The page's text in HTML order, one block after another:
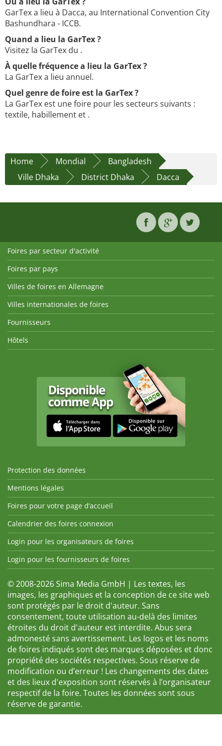
GarTex a lieu à Dacca, au International Convention City
Bashundhara - ICCB.
Quand a lieu la GarTex ?
Visitez la GarTex du .
À quelle fréquence a lieu la GarTex ?
La GarTex a lieu annuel.
Quel genre de foire est la GarTex ?
La GarTex est une foire pour les secteurs suivants :
textile, habillement et .
Home Mondial
Bangladesh
Ville Dhaka
District Dhaka Dacca
Foires par secteur d'activité
Foires par pays
Villes de foires en Allemagne
Villes internationales de foires
Fournisseurs
Hôtels
Protection des données
Mentions légales
Foires pour votre page d’accueil
Calendrier des foires connexion
Login pour les organisateurs de foires
Login pour les fournisseurs de foires
© 2008-2026 Sima Media GmbH | Les textes, les
images, les graphiques et la conception de ce site web
sont protégés par le droit d'auteur. Sans
consentement, toute utilisation au-delà des limites
étroites du droit d'auteur est interdite. Abus sera
admonesté sans avertissement. Les logos et les noms
de foires indiqués sont des marques déposées et donc
propriété des sociétés respectives. Sous réserve de
modification ou d’erreur ! Les changements des dates
et des lieux d'exposition sont réservés à l’organisateur
respectif de la foire. Toutes les données sont sous
réserve de garantie.